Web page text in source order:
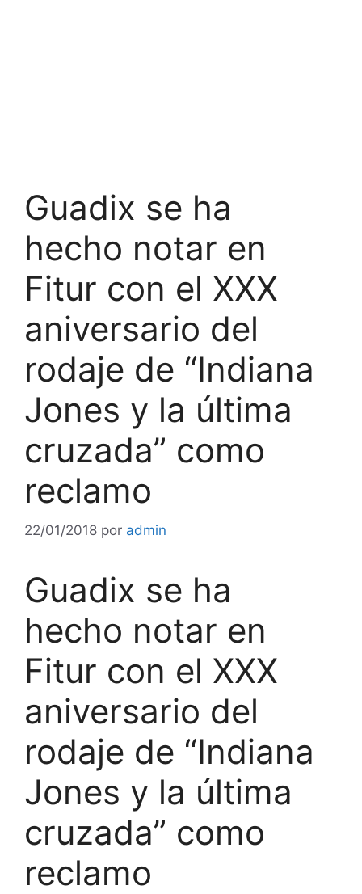
Guadix se ha
hecho notar en
Fitur con el XXX
aniversario del
rodaje de “Indiana
Jones y la última
cruzada” como
reclamo
22/01/2018 por admin
Guadix se ha
hecho notar en
Fitur con el XXX
aniversario del
rodaje de “Indiana
Jones y la última
cruzada” como
reclamo